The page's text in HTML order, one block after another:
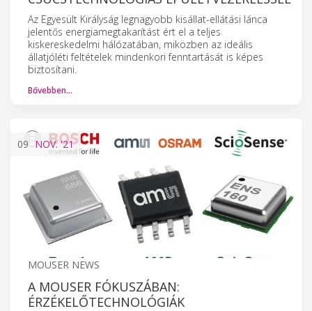
Az Egyesült Királyság legnagyobb kisállat-ellátási lánca
jelentős energiamegtakarítást ért el a teljes
kiskereskedelmi hálózatában, miközben az ideális
állatjóléti feltételek mindenkori fenntartását is képes
biztosítani.
Bővebben…
09 NOV.'21
MOUSER NEWS
A MOUSER FÓKUSZÁBAN:
ÉRZÉKELŐTECHNOLÓGIÁK